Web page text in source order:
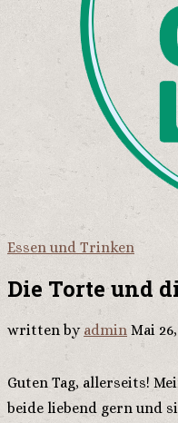
Essen und Trinken
Die Torte und
written by admin Mai
Guten Tag, allerseits!
beide liebend gern und